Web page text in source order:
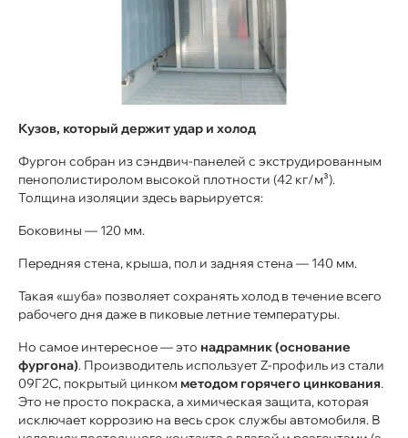
Кузов, который держит удар и холод
Фургон собран из сэндвич-панелей с экструдированным
пенополистиролом высокой плотности (42 кг/м³).
Толщина изоляции здесь варьируется:
Боковины — 120 мм.
Передняя стена, крыша, пол и задняя стена — 140 мм.
Такая «шуба» позволяет сохранять холод в течение всего
рабочего дня даже в пиковые летние температуры.
Но самое интересное — это надрамник (основание
фургона). Производитель использует Z-профиль из стали
09Г2С, покрытый цинком методом горячего цинкования.
Это не просто покраска, а химическая защита, которая
исключает коррозию на весь срок службы автомобиля. В